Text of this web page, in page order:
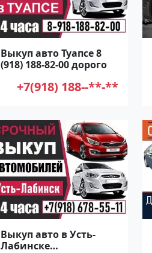
Выкуп авто Туапсе 8
(918) 188-82-00 дорого
+7(918) 188--**-**
Выкуп авто в Усть-
Лабинске